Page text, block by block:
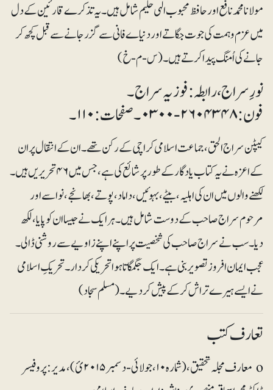
مولانا محمد نافع اور حافظ محبوب الٰہی حلیم شامل ہیں۔ یہ تذکرے قارئین کے دل
میں عزم و ہمت کی جوت جگا تے اور دنیاے فانی سے گزر جانے سے قبل کچھ کر
جانے کی اُمنگ پیدا کرتے ہیں۔ (س-م-خ)
نورِ سراج، رابطہ: فوزیہ سراج۔
فون: ۲۶۰۴۳۴۸-۰۳۰۰۔ صفحات: ۱۱۰۔
کیپٹن سراج الحق، جماعت اسلامی کراچی کے رکن تھے۔ ان کے انتقال پر ان
کے اعزہ نے یہ کتاب یادگار کے طور پر شائع کی ہے، جس میں ۴۶ تحریریں ہیں۔
لکھنے والوں میں ان کی اہلیہ، بیٹے، بہوئیں، داماد، پوتے، بھانجے، نواسے اور
مرحوم سراج صاحب کے دوست شامل ہیں۔ ہرایک نے جیسا ان کو پایا، لکھ
دیا۔ سب نے سراج صاحب کی شخصیت پر اپنے اپنے زاویے سے روشنی ڈالی۔
عجب ایمان افروز تصویر بنی ہے۔ایک جگمگاتا ہوا تحریکی کردار۔ تحریکِ اسلامی
نے ایسے ہیرے تراش کرکے پیش کر دیے۔ (مسلم سجاد)
تعارف کتب
o معارف مجلہ تحقیق، (شمارہ ۱۰،جولائی-دسمبر ۲۰۱۵ئ)، مدیر:پروفیسر